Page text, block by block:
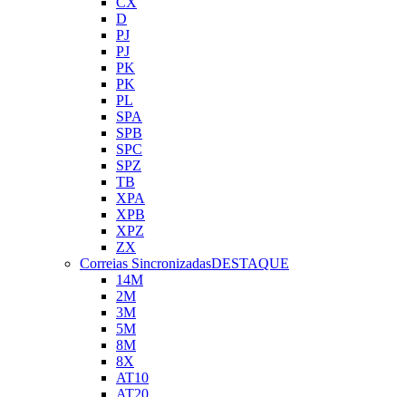
D
PJ
PJ
PK
PK
PL
SPA
SPB
SPC
SPZ
TB
XPA
XPB
XPZ
ZX
Correias SincronizadasDESTAQUE
14M
2M
3M
5M
8M
8X
AT10
AT20